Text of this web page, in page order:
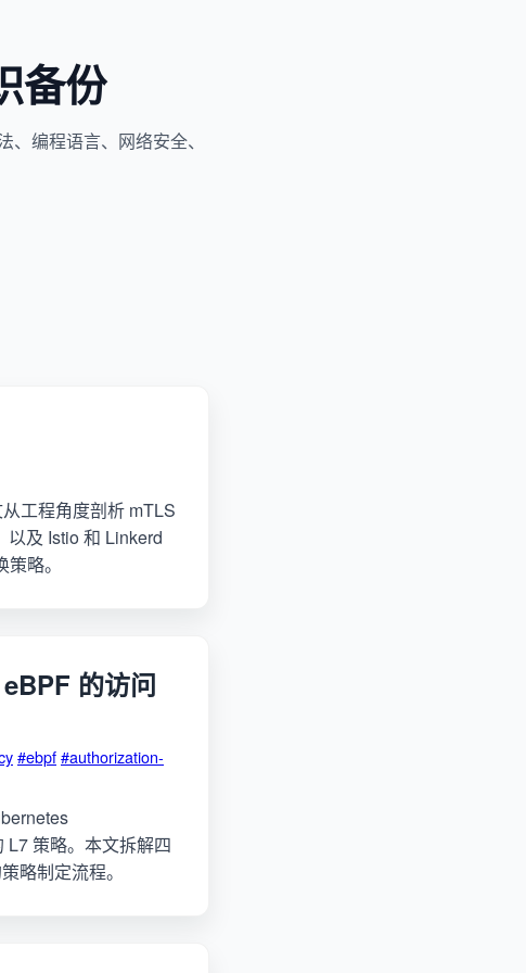
备份
编程语言、网络安全、
工程角度剖析 mTLS
及 Istio 和 Linkerd
略。
的访问
#ebpf#authorization-
L7 策略。本文拆解四
略制定流程。